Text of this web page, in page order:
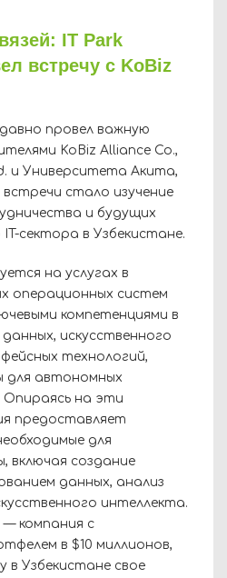
IT Park
встречу с KoBiz
провел важную
KoBiz Alliance Co.,
и Университета Акита,
стало изучение
и будущих
сектора в Узбекистане.
на услугах в
операционных систем
компетенциями в
искусственного
технологий,
для автономных
Опираясь на эти
предоставляет
для
создание
данных, анализ
интеллекта.
компания с
в $10 миллионов,
в Узбекистане свое